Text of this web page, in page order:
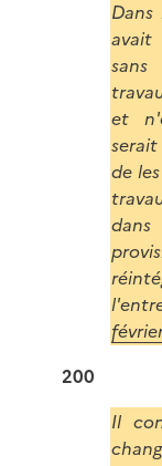
avait
et
de
200
Il